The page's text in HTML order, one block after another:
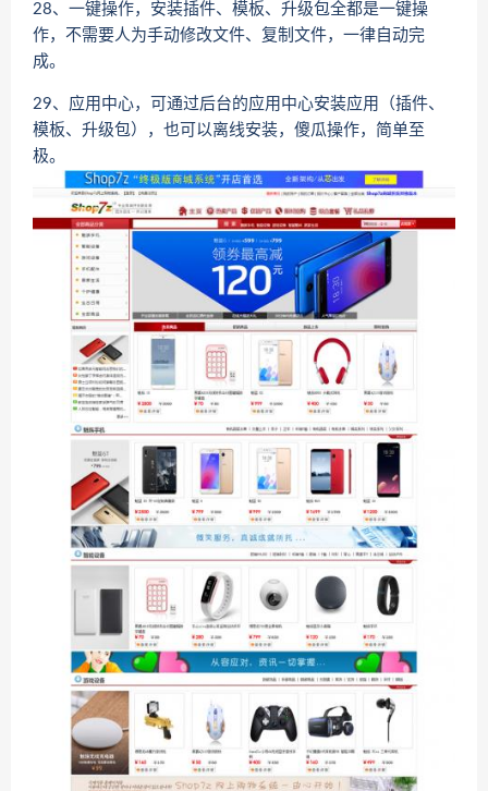
28、一键操作，安装插件、模板、升级包全都是一键操
作，不需要人为手动修改文件、复制文件，一律自动完
成。
29、应用中心，可通过后台的应用中心安装应用（插件、
模板、升级包），也可以离线安装，傻瓜操作，简单至
极。